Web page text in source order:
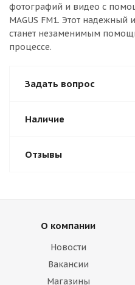
фотографий и видео с
MAGUS FM1. Этот
станет незаменимым
процессе.
Задать вопрос
Наличие
Отзывы
О компании
Новости
Вакансии
Магазины